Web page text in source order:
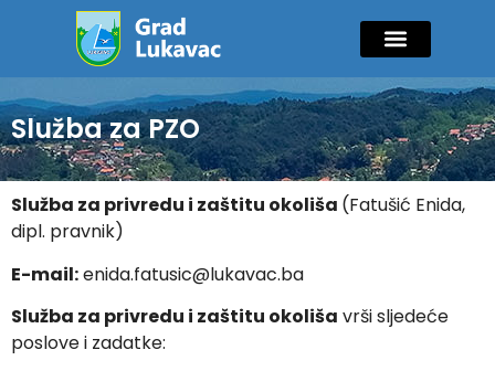
Služba za PZO
Služba za privredu i zaštitu okoliša (Fatušić Enida,
dipl. pravnik)
E-mail:enida.fatusic@lukavac.ba
Služba za privredu i zaštitu okoliša vrši sljedeće
poslove i zadatke: